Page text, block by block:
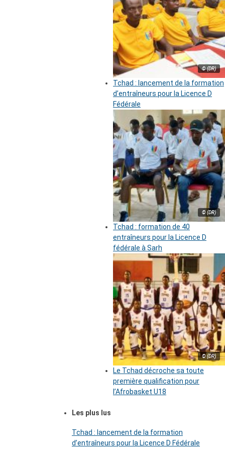
© (DR)
Tchad : lancement de la formation
d’entraîneurs pour la Licence D
Fédérale
© (DR)
Tchad : formation de 40
entraîneurs pour la Licence D
fédérale à Sarh
© (DR)
Le Tchad décroche sa toute
première qualification pour
l’Afrobasket U18
Les plus lus
Tchad : lancement de la formation
d’entraîneurs pour la Licence D Fédérale